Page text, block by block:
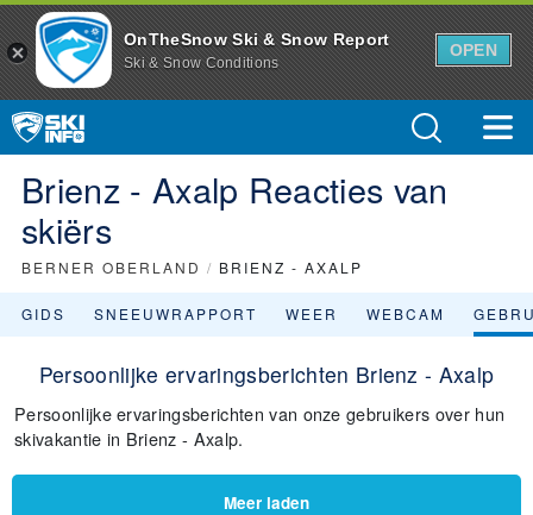
OnTheSnow Ski & Snow Report
Ski & Snow Conditions
OPEN
Brienz - Axalp Reacties van
skiërs
BERNER OBERLAND / BRIENZ - AXALP
GIDS SNEEUWRAPPORT WEER WEBCAM
Persoonlijke ervaringsberichten Brienz - Axalp
Persoonlijke ervaringsberichten van onze gebruikers over hun
skivakantie in Brienz - Axalp.
Meer laden